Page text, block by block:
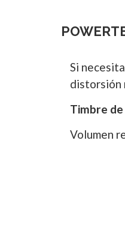
Si
distorsión
Timbre
Volumen